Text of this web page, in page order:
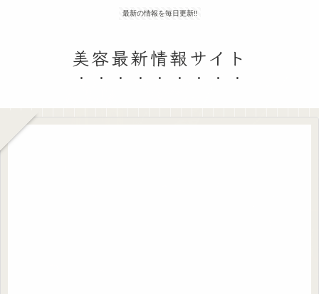
最新の情報を毎日更新‼
美容最新情報サイト